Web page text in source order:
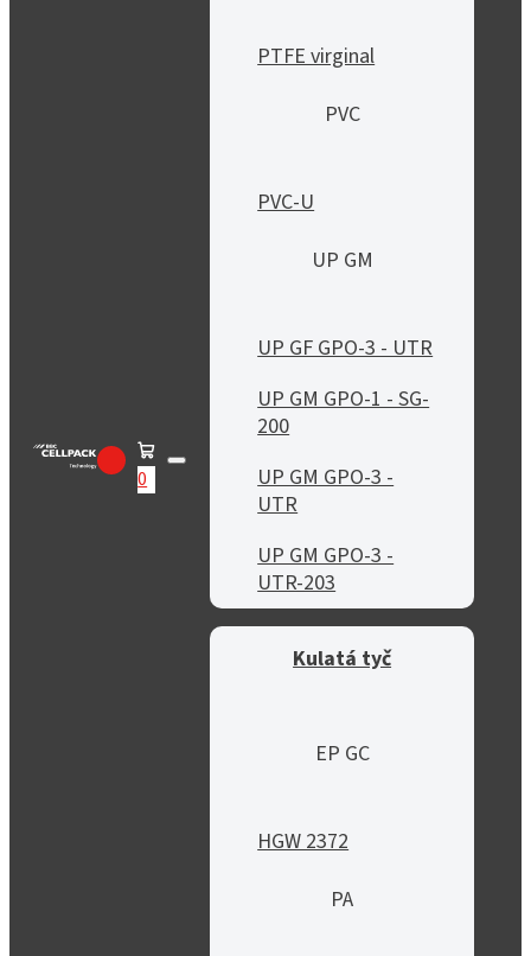
0
PTFE virginal
PVC
PVC-U
UP GM
UP GF GPO-3 - UTR
UP GM GPO-1 - SG-
200
UP GM GPO-3 -
UTR
UP GM GPO-3 -
UTR-203
Kulatá tyč
EP GC
HGW 2372
PA